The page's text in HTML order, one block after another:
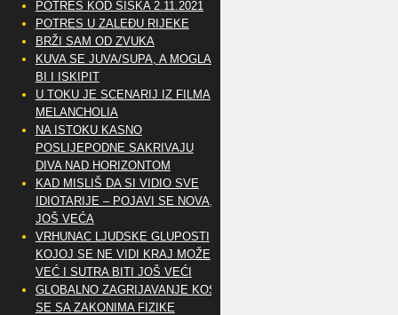
POTRES KOD SISKA 2.11.2021
POTRES U ZALEĐU RIJEKE
BRŽI SAM OD ZVUKA
KUVA SE JUVA/SUPA, A MOGLA
BI I ISKIPIT
U TOKU JE SCENARIJ IZ FILMA
MELANCHOLIA
NA ISTOKU KASNO
POSLIJEPODNE SAKRIVAJU
DIVA NAD HORIZONTOM
KAD MISLIŠ DA SI VIDIO SVE
IDIOTARIJE – POJAVI SE NOVA,..
JOŠ VEĆA
VRHUNAC LJUDSKE GLUPOSTI
KOJOJ SE NE VIDI KRAJ MOŽE
VEĆ I SUTRA BITI JOŠ VEĆI
GLOBALNO ZAGRIJAVANJE KOSI
SE SA ZAKONIMA FIZIKE